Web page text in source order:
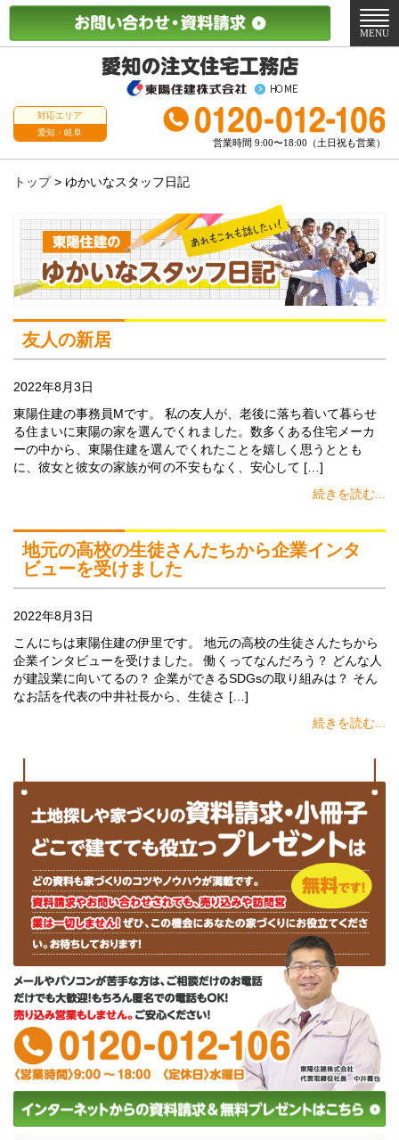
対応エリア
愛知・岐阜
営業時間 9:00〜18:00（土日祝も営業）
メ
ニ
MENU
トップ> ゆかいなスタッフ日記
友人の新居
2022年8月3日
東陽住建の事務員Mです。 私の友人が、老後に落ち着いて暮らせ
る住まいに東陽の家を選んでくれました。数多くある住宅メーカ
ーの中から、東陽住建を選んでくれたことを嬉しく思うととも
に、彼女と彼女の家族が何の不安もなく、安心して […]
続きを読む...
地元の高校の生徒さんたちから企業インタ
ビューを受けました
2022年8月3日
こんにちは東陽住建の伊里です。 地元の高校の生徒さんたちから
企業インタビューを受けました。 働くってなんだろう？ どんな人
が建設業に向いてるの？ 企業ができるSDGsの取り組みは？ そん
なお話を代表の中井社長から、生徒さ […]
続きを読む...